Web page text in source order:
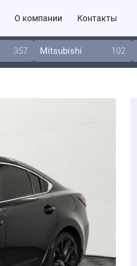
О компании Контакты
357 Mitsubishi 102